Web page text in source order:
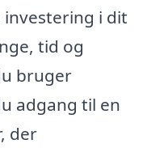
i dit
tid og
bruger
adgang til en
der